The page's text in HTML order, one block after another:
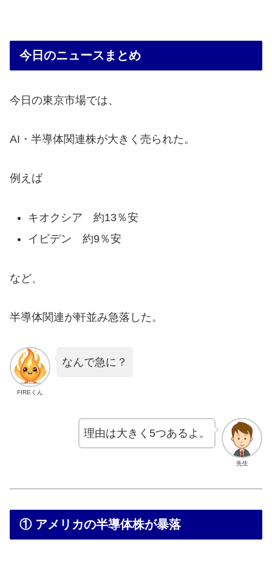
今日のニュースまとめ
今日の東京市場では、
AI・半導体関連株が大きく売られた。
例えば
キオクシア 約13％安
イビデン 約9％安
など、
半導体関連が軒並み急落した。
FIREくん
なんで急に？
先生
理由は大きく5つあるよ。
① アメリカの半導体株が暴落